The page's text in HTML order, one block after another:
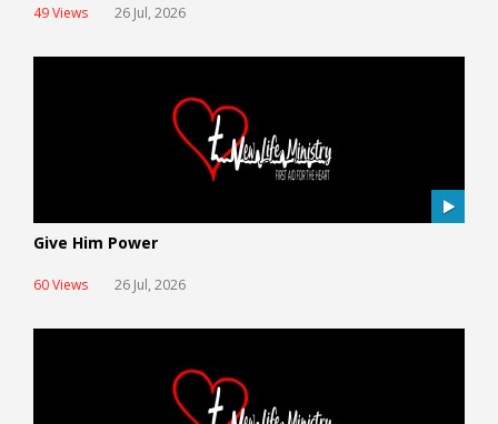
49 Views 26 Jul, 2026
Give Him Power
60 Views 26 Jul, 2026